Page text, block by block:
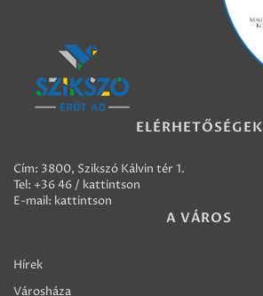
ELÉRHETŐSÉGEK
Cím: 3800, Szikszó Kálvin tér 1.
Tel: +36 46 / kattintson
E-mail: kattintson
A VÁROS
Hírek
Városháza